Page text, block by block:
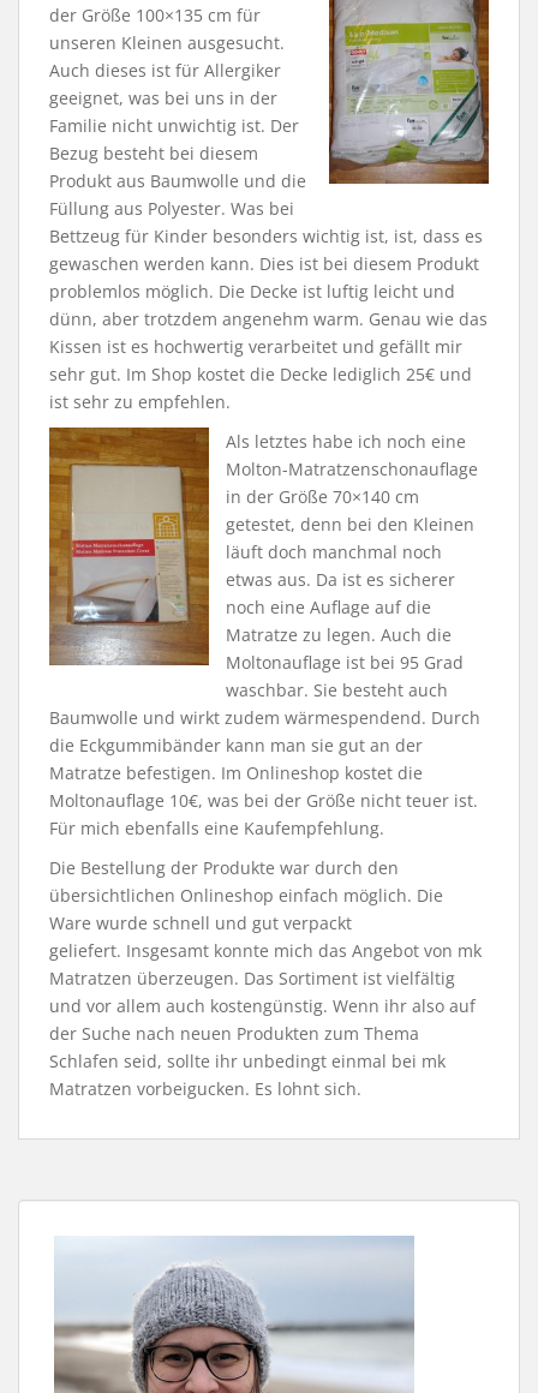
der Größe 100×135 cm für
unseren Kleinen ausgesucht.
Auch dieses ist für Allergiker
geeignet, was bei uns in der
Familie nicht unwichtig ist. Der
Bezug besteht bei diesem
Produkt aus Baumwolle und die
Füllung aus Polyester. Was bei
Bettzeug für Kinder besonders wichtig ist, ist, dass es
gewaschen werden kann. Dies ist bei diesem Produkt
problemlos möglich. Die Decke ist luftig leicht und
dünn, aber trotzdem angenehm warm. Genau wie das
Kissen ist es hochwertig verarbeitet und gefällt mir
sehr gut. Im Shop kostet die Decke lediglich 25€ und
ist sehr zu empfehlen.
Als letztes habe ich noch eine
Molton-Matratzenschonauflage
in der Größe 70×140 cm
getestet, denn bei den Kleinen
läuft doch manchmal noch
etwas aus. Da ist es sicherer
noch eine Auflage auf die
Matratze zu legen. Auch die
Moltonauflage ist bei 95 Grad
waschbar. Sie besteht auch
Baumwolle und wirkt zudem wärmespendend. Durch
die Eckgummibänder kann man sie gut an der
Matratze befestigen. Im Onlineshop kostet die
Moltonauflage 10€, was bei der Größe nicht teuer ist.
Für mich ebenfalls eine Kaufempfehlung.
Die Bestellung der Produkte war durch den
übersichtlichen Onlineshop einfach möglich. Die
Ware wurde schnell und gut verpackt
geliefert. Insgesamt konnte mich das Angebot von mk
Matratzen überzeugen. Das Sortiment ist vielfältig
und vor allem auch kostengünstig. Wenn ihr also auf
der Suche nach neuen Produkten zum Thema
Schlafen seid, sollte ihr unbedingt einmal bei mk
Matratzen vorbeigucken. Es lohnt sich.